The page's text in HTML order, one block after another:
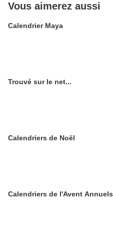
Vous aimerez aussi
Calendrier Maya
Trouvé sur le net...
Calendriers de Noël
Calendriers de l'Avent Annuels